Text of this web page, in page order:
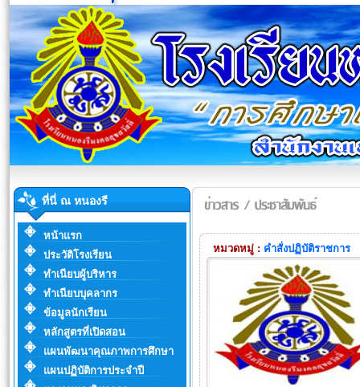
ที่นี่ ณ หนองรี
หน้าแรก
ประวัติโรงเรียน
ทำเนียบผู้บริหาร
ทำเนียบบุคลากร
ข้อมูลนักเรียน
หลักสูตรที่เปิดสอน
แผนพัฒนาคุณภาพการศึกษา
แผนปฏิบัติการประจำปี
หมวดหมู่ : คำสั่งปฏิบัติราชการ